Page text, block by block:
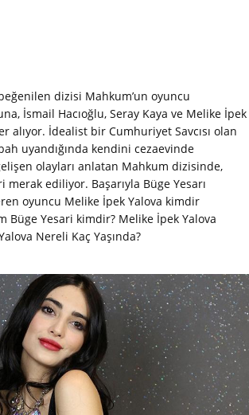
dizisi Mahkum’un oyuncu
İsmail Hacıoğlu, Seray Kaya ve Melike İpek
alıyor. İdealist bir Cumhuriyet Savcısı olan
uyandığında kendini cezaevinde
olayları anlatan Mahkum dizisinde,
merak ediliyor. Başarıyla Büge Yesarı
oyuncu Melike İpek Yalova kimdir
Büge Yesari kimdir? Melike İpek Yalova
Nereli Kaç Yaşında?